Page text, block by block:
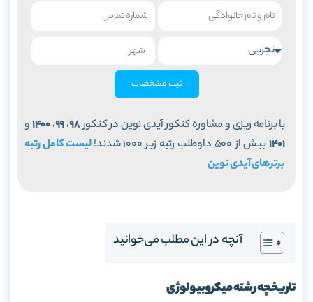
ثبت مشخصات
با برنامه ریزی و مشاوره کنکور آیدی نوین در کنکور98،99،1400و
1401بیش از 500 داوطلب رتبه زیر 1000 شدند!
لیست کامل رتبه
برترهای آیدی نوین
آنچه در این مطلب می‌خوانید
تاریخچه رشته میکروبیولوژی